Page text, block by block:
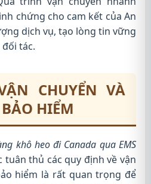
chứng cho cam kết của An
dịch vụ, tạo lòng tin vững
tác.
CHUYỂN VÀ
HIỂM
khô heo đi Canada qua EMS
tuân thủ các quy định về vận
hiểm là rất quan trọng để